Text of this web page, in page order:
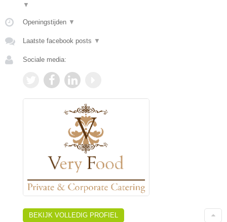
▼
Openingstijden ▼
Laatste facebook posts ▼
Sociale media:
BEKIJK VOLLEDIG PROFIEL